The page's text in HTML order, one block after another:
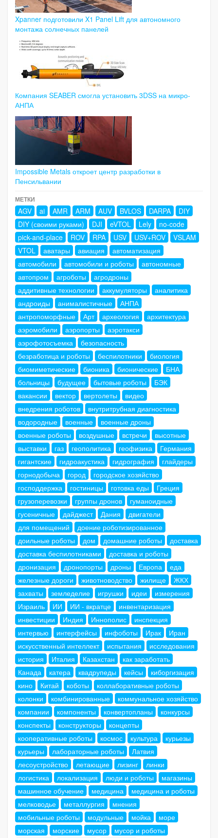
Xpanner подготовили X1 Panel Lift для автономного
монтажа солнечных панелей
Компания SEABER смогла установить 3DSS на микро-
АНПА
Impossible Metals откроет центр разработки в
Пенсильвании
МЕТКИ
AGV ai AMR ARM AUV BVLOS DARPA
DIY
DIY (своими руками)
DJI eVTOL Lely
no-code
pick-and-place
ROV RPA USV USV+ROV
VSLAM
VTOL
аватары авиация
автоматизация
автомобили
автомобили и роботы
автономные
автопром
агроботы
агродроны
аддитивные технологии
аккумуляторы
аналитика
андроиды
анималистичные
АНПА
антропоморфные
Арт археология
архитектура
аэромобили
аэропорты
аэротакси
аэрофотосъемка
безопасность
безработица и роботы
беспилотники
биология
биомиметические
бионика бионические
БНА
больницы
будущее бытовые роботы
БЭК
вакансии
вектор вертолеты
видео
внедрения роботов
внутритрубная диагностика
водородные
военные
военные дроны
военные роботы
воздушные встречи
высотные
выставки
газ геополитика геофизика
Германия
гигантские
гидроакустика гидрография
глайдеры
горнодобыча
город
городское хозяйство
господдержка
гостиницы готовка еды
Греция
грузоперевозки
группы дронов
гуманоидные
гусеничные
дайджест Дания
двигатели
для помещений
доение роботизированное
доильные роботы
дом домашние роботы
доставка
доставка беспилотниками
доставка и роботы
дронизация
дронопорты дроны Европа
еда
железные дороги
животноводство жилище
ЖКХ
захваты
земледелие игрушки идеи
измерения
Израиль
ИИ ИИ - вкратце
инвентаризация
инвестиции
Индия Иннополис
инспекция
интервью
интерфейсы инфоботы Ирак
Иран
искусственный интеллект
испытания
исследования
история
Италия Казахстан
как заработать
Канада
катера квадрупеды кейсы
киборгизация
кино
Китай коботы
коллаборативные роботы
колонки
комбинированные
коммунальное хозяйство
компании
компоненты конвертопланы
конкурсы
конспекты
конструкторы
концепты
кооперативные роботы
космос культура
курьезы
курьеры
лабораторные роботы
Латвия
лесоустройство
летающие лизинг
линки
логистика
локализация люди и роботы
магазины
машинное обучение
медицина
медицина и роботы
мелководье
металлургия
мнения
мобильные роботы
модульные мойка
море
морская
морские мусор
мусор и роботы